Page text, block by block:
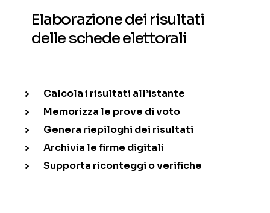
Elaborazione dei risultati
delle schede elettorali
Calcola i risultati all’istante
Memorizza le prove di voto
Genera riepiloghi dei risultati
Archivia le firme digitali
Supporta riconteggi o verifiche